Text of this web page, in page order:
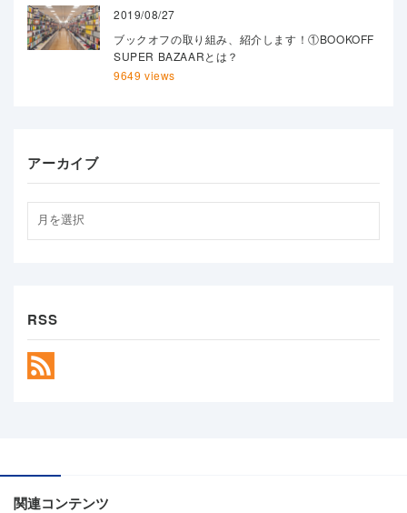
2019/08/27
ブックオフの取り組み、紹介します！①BOOKOFF
SUPER BAZAARとは？
9649 views
アーカイブ
RSS
関連コンテンツ